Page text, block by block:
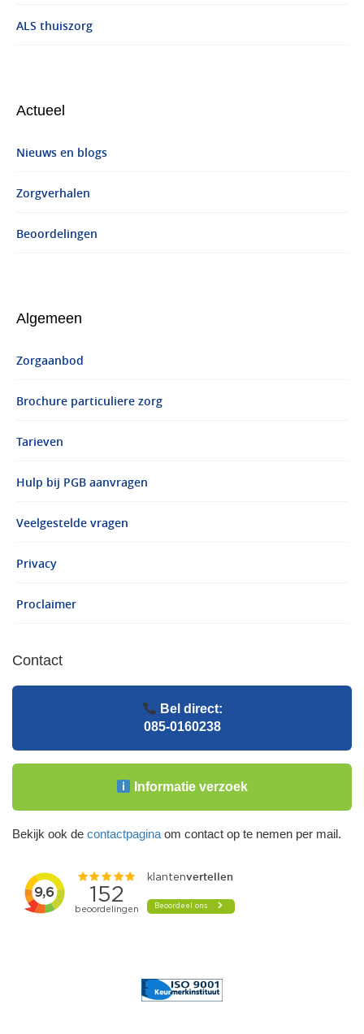
ALS thuiszorg
Actueel
Nieuws en blogs
Zorgverhalen
Beoordelingen
Algemeen
Zorgaanbod
Brochure particuliere zorg
Tarieven
Hulp bij PGB aanvragen
Veelgestelde vragen
Privacy
Proclaimer
Contact
Bel direct:
085-0160238
Informatie verzoek
Bekijk ook de contactpagina om contact op te nemen per mail.